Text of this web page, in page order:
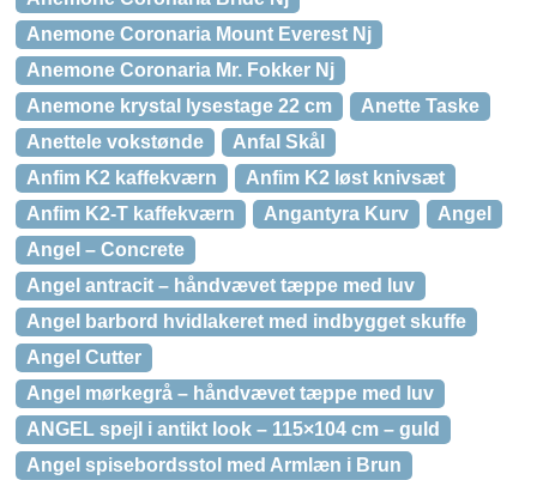
Anemone Coronaria Mount Everest Nj
Anemone Coronaria Mr. Fokker Nj
Anemone krystal lysestage 22 cm
Anette Taske
Anettele vokstønde
Anfal Skål
Anfim K2 kaffekværn
Anfim K2 løst knivsæt
Anfim K2-T kaffekværn
Angantyra Kurv
Angel
Angel – Concrete
Angel antracit – håndvævet tæppe med luv
Angel barbord hvidlakeret med indbygget skuffe
Angel Cutter
Angel mørkegrå – håndvævet tæppe med luv
ANGEL spejl i antikt look – 115×104 cm – guld
Angel spisebordsstol med Armlæn i Brun